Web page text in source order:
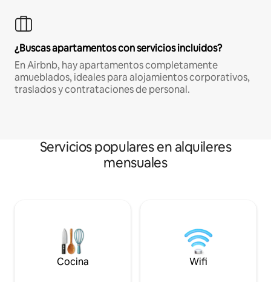
¿Buscas apartamentos con servicios incluidos?
En Airbnb, hay apartamentos completamente
amueblados, ideales para alojamientos corporativos,
traslados y contrataciones de personal.
Servicios populares en alquileres
mensuales
Cocina Wifi